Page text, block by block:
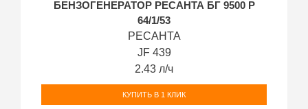
БЕНЗОГЕНЕРАТОР РЕСАНТА БГ 9500 Р
64/1/53
РЕСАНТА
JF 439
2.43 л/ч
КУПИТЬ В 1 КЛИК